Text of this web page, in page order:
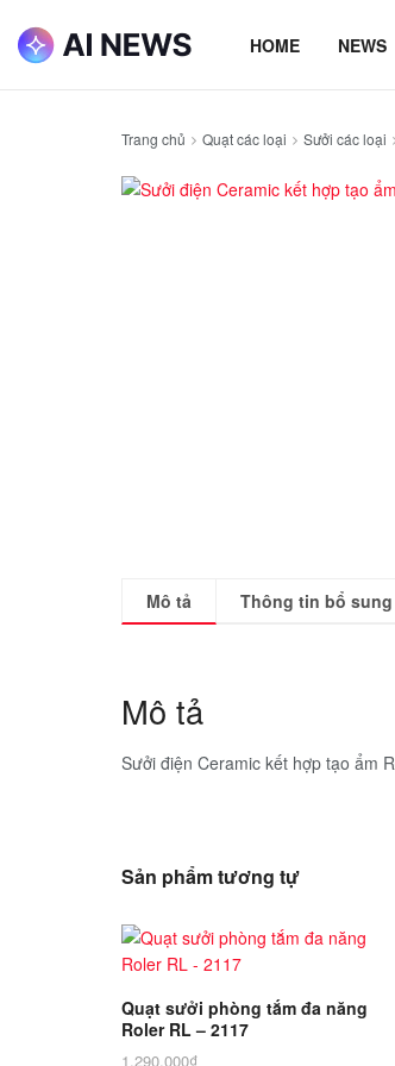
HOME NEWS
Trang chủ Quạt các loại Sưởi các loại
Mô tả Thông tin bổ sung
Mô tả
Sưởi điện Ceramic kết hợp tạo ẩm
Sản phẩm tương tự
Quạt sưởi phòng tắm đa năng
Roler RL – 2117
1.290.000₫